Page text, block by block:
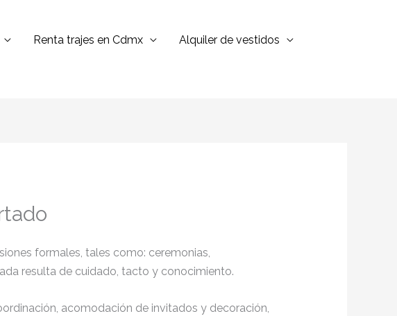
Renta trajes en Cdmx
Alquiler de vestidos
formales, tales como: ceremonias,
resulta de cuidado, tacto y conocimiento.
acomodación de invitados y decoración,